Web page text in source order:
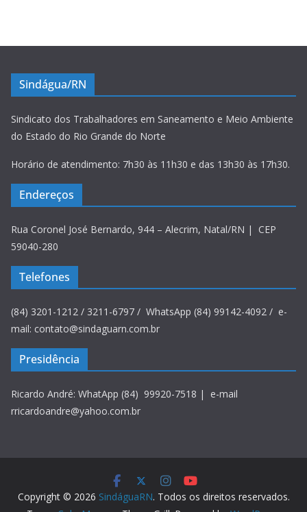
Sindágua/RN
Sindicato dos Trabalhadores em Saneamento e Meio Ambiente
do Estado do Rio Grande do Norte
Horário de atendimento: 7h30 às 11h30 e das 13h30 às 17h30.
Endereços
Rua Coronel José Bernardo, 944 – Alecrim, Natal/RN | CEP
59040-280
Telefones
(84) 3201-1212 / 3211-6797 / WhatsApp (84) 99142-4092 / e-
mail: contato@sindaguarn.com.br
Presidência
Ricardo André: WhatApp (84) 99920-7518 | e-mail
rricardoandre@yahoo.com.br
Copyright © 2026 SindáguaRN. Todos os direitos reservados.